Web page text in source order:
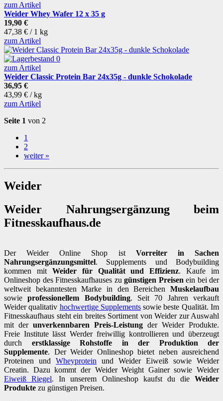
zum Artikel
Weider Whey Wafer 12 x 35 g
19,90 €
47,38 € / 1 kg
zum Artikel
zum Artikel
Weider Classic Protein Bar 24x35g - dunkle Schokolade
36,95 €
43,99 € / kg
zum Artikel
Seite 1 von 2
1
2
weiter »
Weider
Weider Nahrungsergänzung beim
Fitnesskaufhaus.de
Der Weider Online Shop ist Vorreiter in Sachen
Nahrungsergänzungsmittel. Supplements und Bodybuilding
kommen mit Weider für Qualität und Effizienz. Kaufe im
Onlineshop des Fitnesskaufhauses zu günstigen Preisen ein bei der
weltweit bekanntesten Marke in den Bereichen Muskelaufbau
sowieprofessionellem Bodybuilding. Seit 70 Jahren verkauft
Weider qualitativ hochwertige Supplementssowie beste Qualität. Im
Fitnesskaufhaus steht ein breites Sortiment von Weider zur Auswahl
mit der unverkennbaren Preis-Leistung der Weider Produkte.
Freie Institute lässt Werder freiwillig kontrollieren und überzeugt
durch erstklassige Rohstoffe in der Produktion der
Supplemente. Der Weider Onlineshop bietet neben ausreichend
Proteinen und Wheyprotein und Weider Eiweiß sowie Weider
Creatin. Dazu kommt der Weider Weight Gainer sowie Weider
Eiweiß Riegel. In unserem Onlineshop kaufst du die Weider
Produkte zu günstigen Preisen.